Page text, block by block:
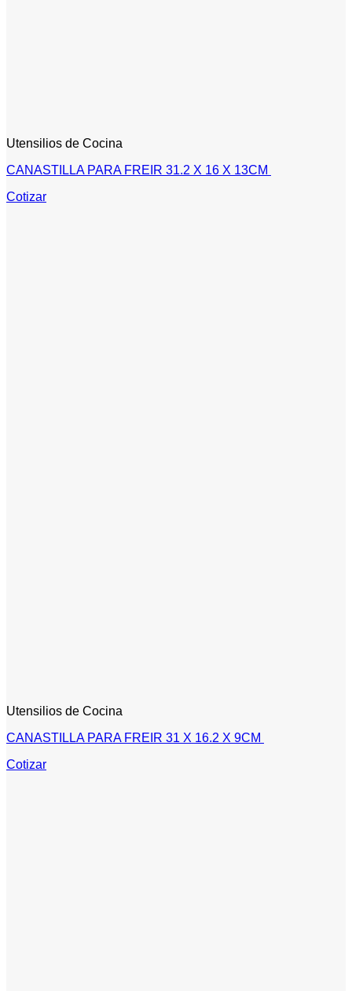
Utensilios de Cocina
CANASTILLA PARA FREIR 31.2 X 16 X 13CM
Cotizar
Utensilios de Cocina
CANASTILLA PARA FREIR 31 X 16.2 X 9CM
Cotizar